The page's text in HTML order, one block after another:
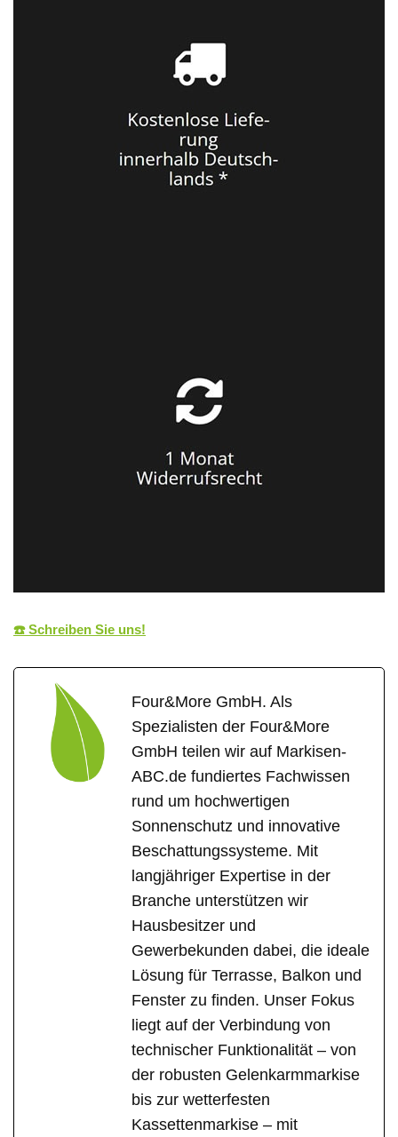
☎️ Schreiben Sie uns!
Four&More GmbH. Als
Spezialisten der Four&More
GmbH teilen wir auf Markisen-
ABC.de fundiertes Fachwissen
rund um hochwertigen
Sonnenschutz und innovative
Beschattungssysteme. Mit
langjähriger Expertise in der
Branche unterstützen wir
Hausbesitzer und
Gewerbekunden dabei, die ideale
Lösung für Terrasse, Balkon und
Fenster zu finden. Unser Fokus
liegt auf der Verbindung von
technischer Funktionalität – von
der robusten Gelenkarmmarkise
bis zur wetterfesten
Kassettenmarkise – mit